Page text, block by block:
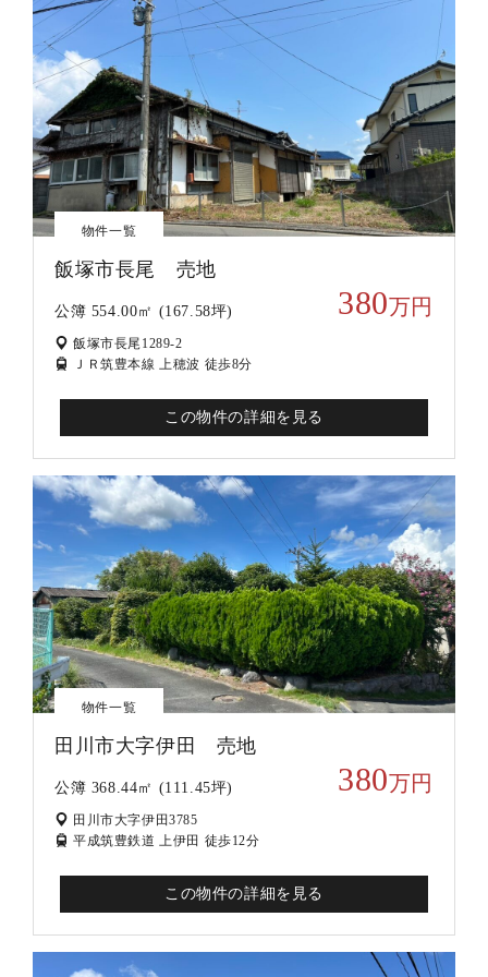
物件一覧
飯塚市長尾 売地
公簿 554.00㎡ (167.58坪) 380万円
飯塚市長尾1289-2
ＪＲ筑豊本線 上穂波 徒歩8分
この物件の詳細を見る
物件一覧
田川市大字伊田 売地
公簿 368.44㎡ (111.45坪) 380万円
田川市大字伊田3785
平成筑豊鉄道 上伊田 徒歩12分
この物件の詳細を見る